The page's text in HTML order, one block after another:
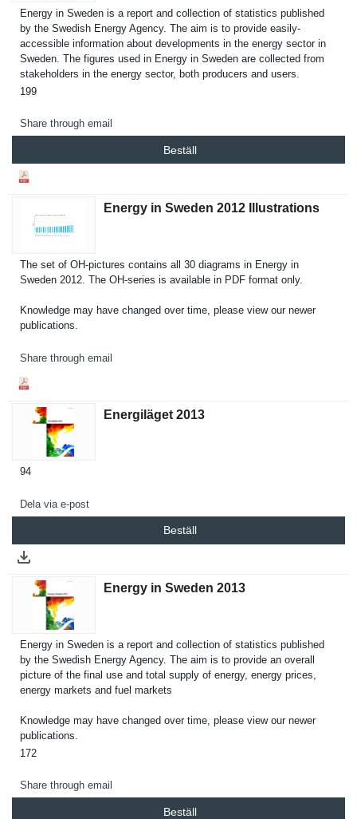
Energy in Sweden is a report and collection of statistics published
by the Swedish Energy Agency. The aim is to provide easily-
accessible informatio­n about developmen­ts in the energy sector in
Sweden. The figures used in Energy in Sweden are collected from
stakeholde­rs in the energy sector, both producers and users.
199
Share through email
Beställ
Energy in Sweden 2012 Illustrations
The set of OH-pictures contains all 30 diagrams in Energy in
Sweden 2012. The OH-series is available in PDF format only.
Knowledge may have changed over time, please view our newer
publicatio­ns.
Share through email
Energiläget 2013
94
Dela via e-post
Beställ
Energy in Sweden 2013
Energy in Sweden is a report and collection of statistics published
by the Swedish Energy Agency. The aim is to provide an overall
picture of the final use and total supply of energy, energy prices,
energy markets and fuel markets
Knowledge may have changed over time, please view our newer
publicatio­ns.
172
Share through email
Beställ